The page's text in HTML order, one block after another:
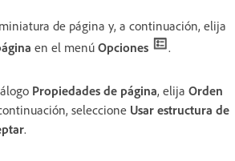
de página y, a continuación, elija
en el menú Opciones .
Propiedades de página, elija Orden
seleccione Usar estructura de
.